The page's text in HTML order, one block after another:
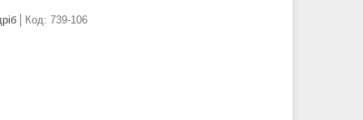
Код: 739-106